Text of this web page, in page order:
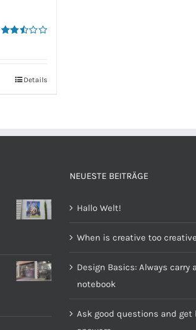
Details
NEUESTE BEITRÄGE
Hallo Welt!
When is creative too
Design Basics: Always carry a
notebook
Ask good questions and get